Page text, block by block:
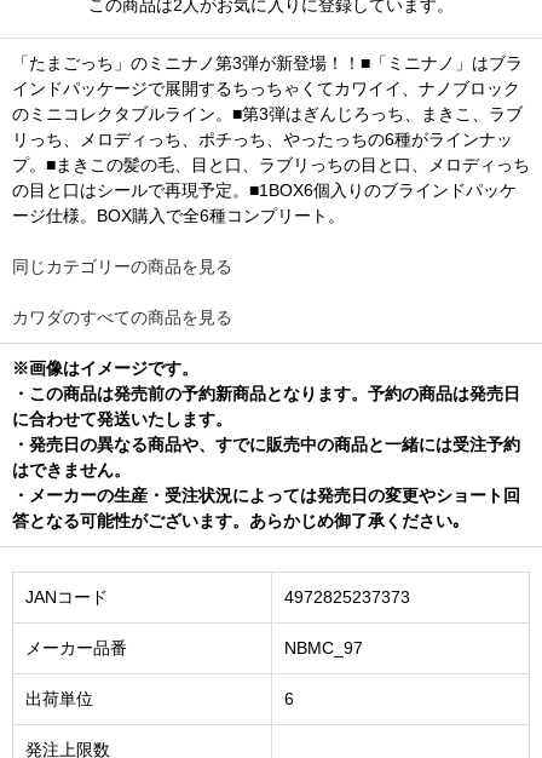
この商品は2人がお気に入りに登録しています。
「たまごっち」のミニナノ第3弾が新登場！！■「ミニナノ」はブラ
インドパッケージで展開するちっちゃくてカワイイ、ナノブロック
のミニコレクタブルライン。■第3弾はぎんじろっち、まきこ、ラブ
リっち、メロディっち、ポチっち、やったっちの6種がラインナッ
プ。■まきこの髪の毛、目と口、ラブリっちの目と口、メロディっち
の目と口はシールで再現予定。■1BOX6個入りのブラインドパッケ
ージ仕様。BOX購入で全6種コンプリート。
同じカテゴリーの商品を見る
カワダのすべての商品を見る
※画像はイメージです。
・この商品は発売前の予約新商品となります。予約の商品は発売日
に合わせて発送いたします。
・発売日の異なる商品や、すでに販売中の商品と一緒には受注予約
はできません。
・メーカーの生産・受注状況によっては発売日の変更やショート回
答となる可能性がございます。あらかじめ御了承ください｡
JANコード 4972825237373
メーカー品番 NBMC_97
出荷単位 6
発注上限数